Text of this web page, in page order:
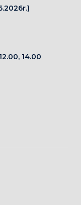
14.00